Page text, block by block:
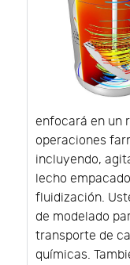
enfocará en un
operaciones
incluyendo,
lecho
fluidización.
de modelado
transporte de
químicas.